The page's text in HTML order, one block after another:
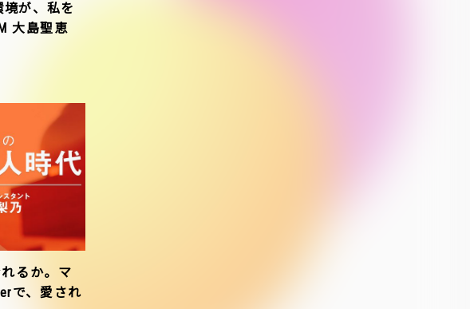
境が、私を
大島聖恵
るか。マ
で、愛され